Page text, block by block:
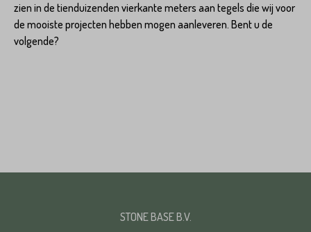
zien in de tienduizenden vierkante meters aan tegels die wij voor
de mooiste projecten hebben mogen aanleveren. Bent u de
volgende?
STONE BASE B.V.